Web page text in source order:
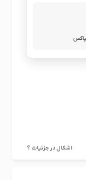
اشکال در جزئیات ؟